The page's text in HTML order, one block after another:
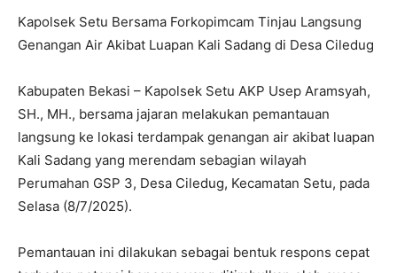
Kapolsek Setu Bersama Forkopimcam Tinjau Langsung
Genangan Air Akibat Luapan Kali Sadang di Desa Ciledug
Kabupaten Bekasi – Kapolsek Setu AKP Usep Aramsyah,
SH., MH., bersama jajaran melakukan pemantauan
langsung ke lokasi terdampak genangan air akibat luapan
Kali Sadang yang merendam sebagian wilayah
Perumahan GSP 3, Desa Ciledug, Kecamatan Setu, pada
Selasa (8/7/2025).
Pemantauan ini dilakukan sebagai bentuk respons cepat